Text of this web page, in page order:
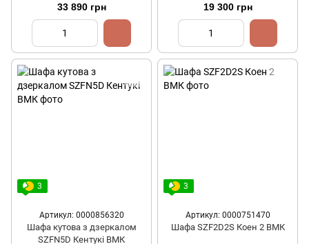
33 890 грн 19 300 грн
3
Артикул: 0000856320
Шафа кутова з дзеркалом
SZFN5D Кентукі ВМК
3
Артикул: 0000751470
Шафа SZF2D2S Коен 2 ВМК